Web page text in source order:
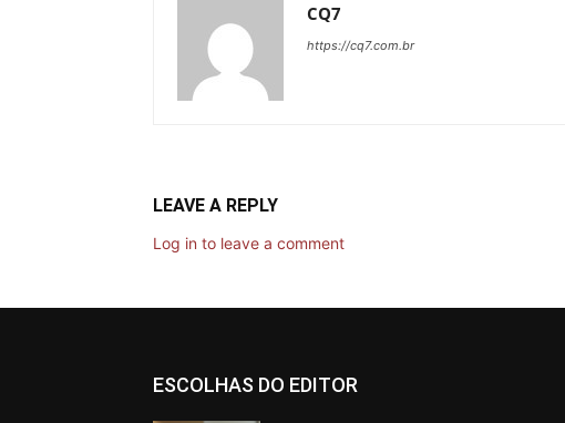
CQ7
https://cq7.com.br
LEAVE A REPLY
Log in to leave a comment
ESCOLHAS DO EDITOR